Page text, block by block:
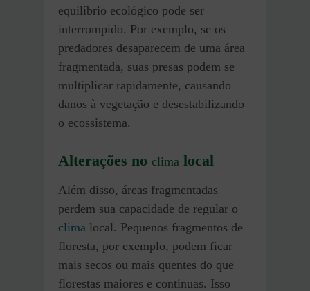
equilíbrio ecológico pode ser
interrompido. Por exemplo, se os
predadores desaparecem de uma área
fragmentada, suas presas podem se
multiplicar rapidamente, causando
danos à vegetação e desestabilizando
o ecossistema.
Alterações no clima local
Além disso, áreas fragmentadas
perdem sua capacidade de regular o
clima local. Pequenos fragmentos de
floresta, por exemplo, podem ficar
mais secos ou mais quentes do que
florestas maiores e contínuas. Isso